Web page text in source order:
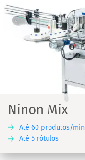
Ninon Mix
Até 60 produtos/
Até 5 rótulos